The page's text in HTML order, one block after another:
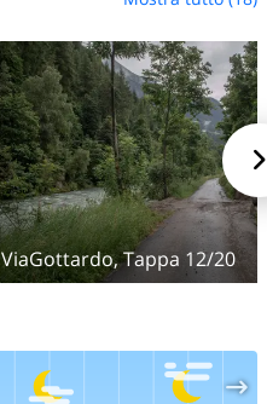

ViaGottardo, Tappa 12/20